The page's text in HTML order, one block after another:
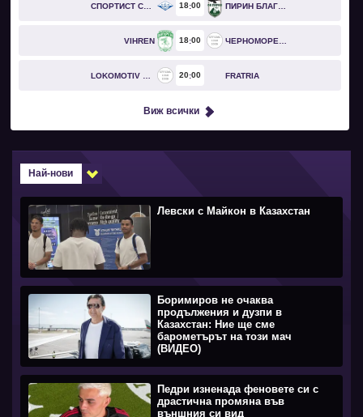
СПОРТИСТ СВОГЕ 18 00 ПИРИН БЛАГОЕВГРАД
VIHREN 18 00 ЧЕРНОМОРЕЦ БУРГАС
LOKOMOTIV GO 20 00 FRATRIA
Виж всички
Най-нови
Левски с Майкон в Казахстан
Боримиров не очаква
продължения и дузпи в
Казахстан: Ние ще сме
барометърът на този мач
(ВИДЕО)
Педри изненада феновете си с
драстична промяна във
външния си вид